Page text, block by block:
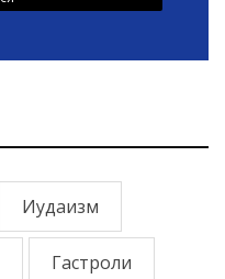
Иудаизм
Гастроли